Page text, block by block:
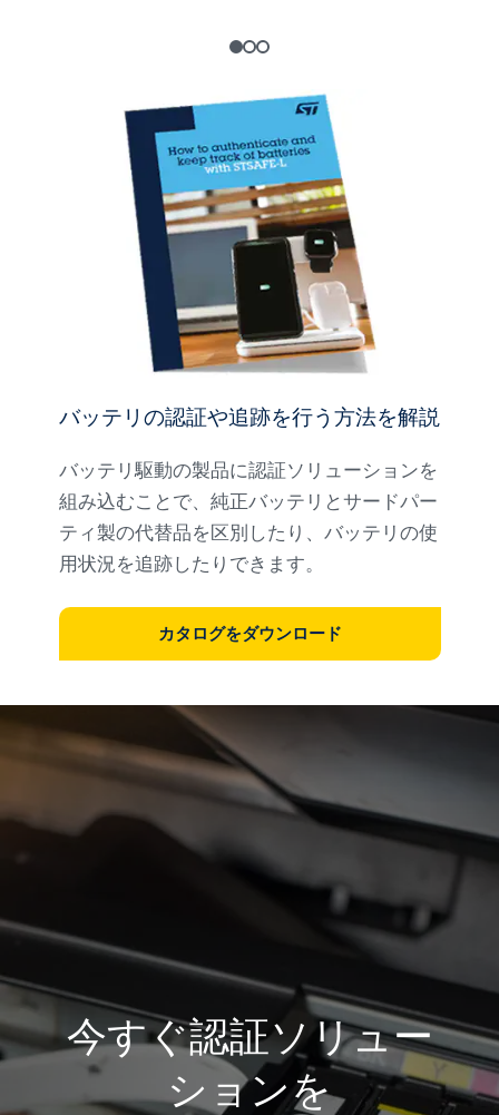
バッテリの認証や追跡を行う方法を解説
バッテリ駆動の製品に認証ソリューションを
組み込むことで、純正バッテリとサードパー
ティ製の代替品を区別したり、バッテリの使
用状況を追跡したりできます。
カタログをダウンロード
今すぐ認証ソリュー
ションを